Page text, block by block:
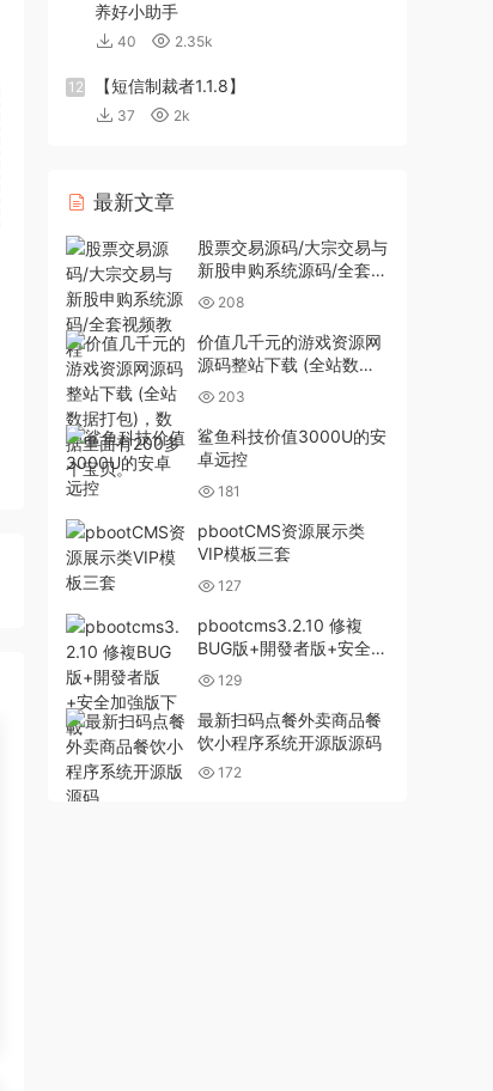
养好小助手
40 2.35k
12 【短信制裁者1.1.8】
37 2k
最新文章
股票交易源码/大宗交易与
新股申购系统源码/全套视
频教程
208
价值几千元的游戏资源网
源码整站下载 (全站数据
打包)，数据里面有200多
个宝贝。
203
鲨鱼科技价值3000U的安
卓远控
181
pbootCMS资源展示类
VIP模板三套
127
pbootcms3.2.10 修複
BUG版+開發者版+安全加
強版下載
129
最新扫码点餐外卖商品餐
饮小程序系统开源版源码
172